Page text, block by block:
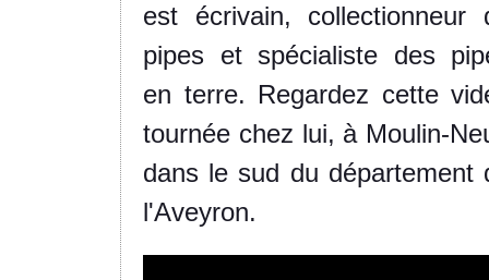
est écrivain, collectionneur
pipes et spécialiste des
en terre. Regardez cette
tournée chez lui, à Moulin-
dans le sud du département
l'Aveyron.